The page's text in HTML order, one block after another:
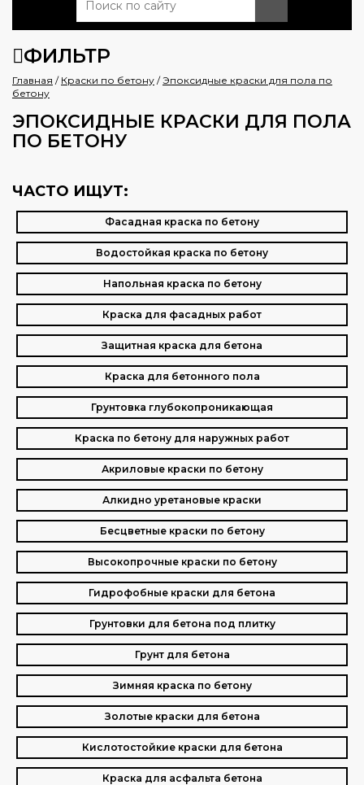
ФИЛЬТР
Главная / Краски по бетону /Эпоксидные краски для пола по
бетону
ЭПОКСИДНЫЕ КРАСКИ ДЛЯ ПОЛА
ПО БЕТОНУ
ЧАСТО ИЩУТ:
Фасадная краска по бетону
Водостойкая краска по бетону
Напольная краска по бетону
Краска для фасадных работ
Защитная краска для бетона
Краска для бетонного пола
Грунтовка глубокопроникающая
Краска по бетону для наружных работ
Акриловые краски по бетону
Алкидно уретановые краски
Бесцветные краски по бетону
Высокопрочные краски по бетону
Гидрофобные краски для бетона
Грунтовки для бетона под плитку
Грунт для бетона
Зимняя краска по бетону
Золотые краски для бетона
Кислотостойкие краски для бетона
Краска для асфальта бетона